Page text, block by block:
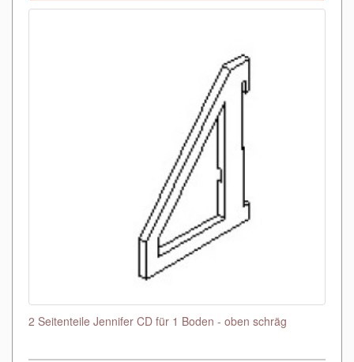
2 Seitenteile Jennifer CD für 1 Boden - oben schräg